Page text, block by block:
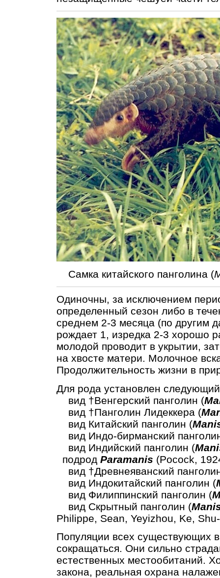
Самка китайского панголина (
Одиночны, за исключением
определенный сезон либо в
среднем 2-3 месяца (по другим
рождает 1, изредка 2-3 хорошо
молодой проводит в укрытии,
на хвосте матери. Молочное
Продолжительность жизни в
Для рода установлен
вид †Венгерский панголин (
вид †Панголин Лидеккера (
вид Китайский панголин (
вид Индо-бирманский
вид Индийский панголин (
подрод Paramanis (Pocock,
вид †Древнеяванский
вид Индокитайский панголин (
вид Филиппинский панголин (
вид Скрытный панголин (
Philippe, Sean, Yeyizhou, Ke,
Популяции всех существующих
сокращаться. Они сильно
естественных местообитаний.
закона, реальная охрана